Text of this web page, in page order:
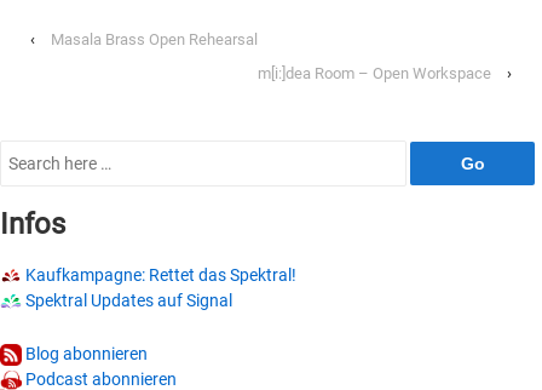
‹
Masala Brass Open Rehearsal
m[i:]dea Room – Open Workspace
›
Search
Infos
Kaufkampagne: Rettet das Spektral!
Spektral Updates auf Signal
Blog abonnieren
Podcast abonnieren